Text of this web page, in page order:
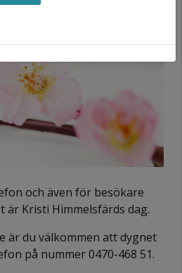
och även för besökare
är Kristi Himmelsfärds dag.
är du välkommen att dygnet
på nummer 0470-468 51.